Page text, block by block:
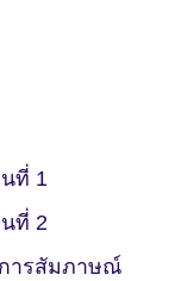
ที่ 1
ที่ 2
ารสัมภาษณ์